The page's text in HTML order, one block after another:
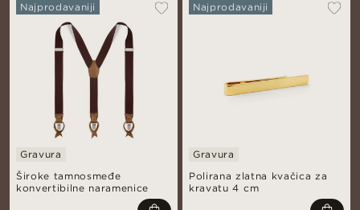
Široke tamnosmeđe
konvertibilne naramenice
Najprodavaniji
Gravura
Polirana zlatna kvačica za
kravatu 4 cm
Najprodavaniji
Gravura